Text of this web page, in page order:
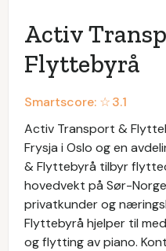
Activ
Flyttebyrå
Smartscore: ☆3.1
Activ Transport &
Frysja i Oslo og en
& Flyttebyrå tilbyr
hovedvekt på Sør-
privatkunder og
Flyttebyrå hjelper til
og flytting av piano.